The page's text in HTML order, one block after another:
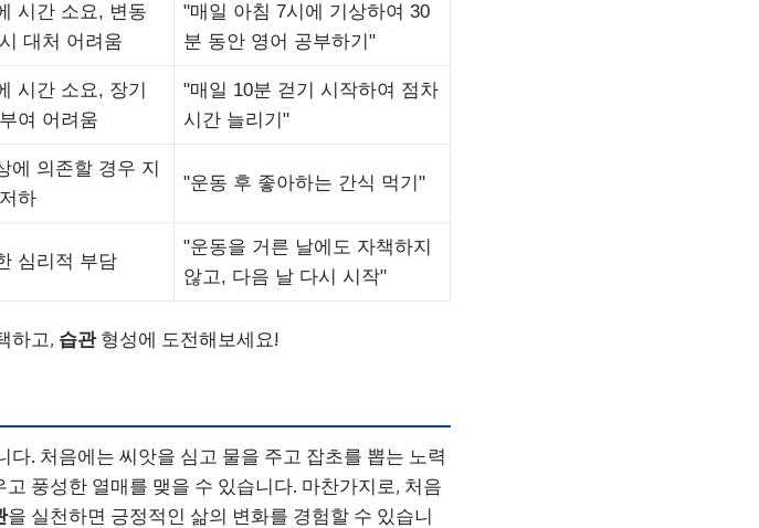
시간 소요, 변동
대처 어려움
"매일 아침 7시에 기상하여 30
분 동안 영어 공부하기"
시간 소요, 장기
여 어려움
"매일 10분 걷기 시작하여 점차
시간 늘리기"
에 의존할 경우 지
하
"운동 후 좋아하는 간식 먹기"
심리적 부담
"운동을 거른 날에도 자책하지
않고, 다음 날 다시 시작"
하고, 습관형성에 도전해보세요!
. 처음에는 씨앗을 심고 물을 주고 잡초를 뽑는 노력
풍성한 열매를 맺을 수 있습니다. 마찬가지로, 처음
을 실천하면 긍정적인 삶의 변화를 경험할 수 있습니